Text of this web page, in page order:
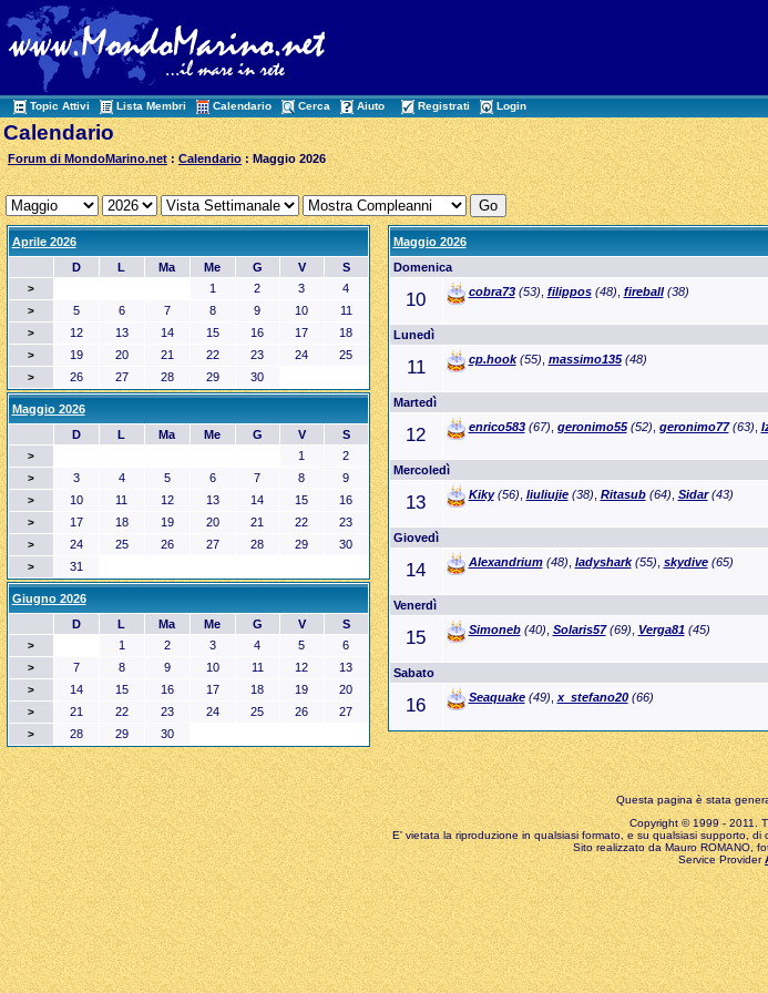
Topic Attivi Lista Membri Calendario Cerca Aiuto Registrati Login
Calendario
Forum di MondoMarino.net :Calendario : Maggio 2026
Aprile 2026
D
L Ma Me G V S
> 1 2 3 4
> 5 6 7 8 9 10 11
> 12 13 14 15 16 17 18
> 19 20 21 22 23 24 25
> 26 27 28 29 30
Maggio 2026
Domenica
10 cobra73(53), filippos(48), fireball(38)
Lunedì
11 cp.hook(55), massimo135(48)
Martedì
12 enrico583(67), geronimo55(52), geronimo77(63),
Mercoledì
13 Kiky(56), liuliujie(38), Ritasub(64), Sidar(43)
Giovedì
14 Alexandrium(48), ladyshark(55), skydive(65)
Venerdì
15 Simoneb(40), Solaris57(69), Verga81(45)
Sabato
16 Seaquake(49),x_stefano20(66)
Maggio 2026
D
L Ma Me G V S
> 1 2
> 3 4 5 6 7 8 9
> 10 11 12 13 14 15 16
> 17 18 19 20 21 22 23
> 24 25 26 27 28 29 30
> 31
Giugno 2026
D
L Ma Me G V S
> 1 2 3 4 5 6
> 7 8 9 10 11 12 13
> 14 15 16 17 18 19 20
> 21 22 23 24 25 26 27
> 28 29 30
Questa pagina è stata
Copyright © 1999 - 2011.
E' vietata la riproduzione in qualsiasi formato, e su qualsiasi supporto,
Sito realizzato da Mauro ROMANO,
Service Provider